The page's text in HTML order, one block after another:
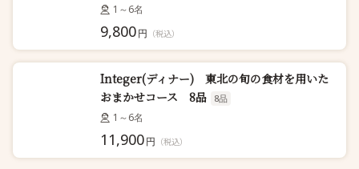
1～6名
9,800円 （税込）
Integer(ディナー) 東北の旬の食材を用いた
おまかせコース 8品
8品
1～6名
11,900円 （税込）